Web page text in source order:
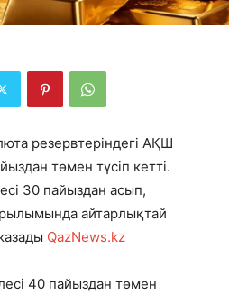
резервтеріндегі АҚШ
төмен түсіп кетті.
30 пайыздан асып,
айтарлықтай
QazNews.kz
40 пайыздан төмен